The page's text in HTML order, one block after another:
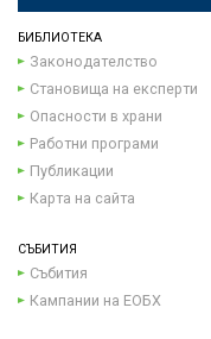
БИБЛИОТЕКА
Законодателство
Становища на експерти
Опасности в храни
Работни програми
Публикации
Карта на сайта
СЪБИТИЯ
Събития
Кампании на ЕОБХ